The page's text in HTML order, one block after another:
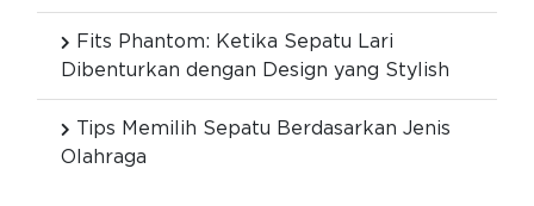
Fits Phantom: Ketika Sepatu Lari
Dibenturkan dengan Design yang Stylish
Tips Memilih Sepatu Berdasarkan Jenis
Olahraga